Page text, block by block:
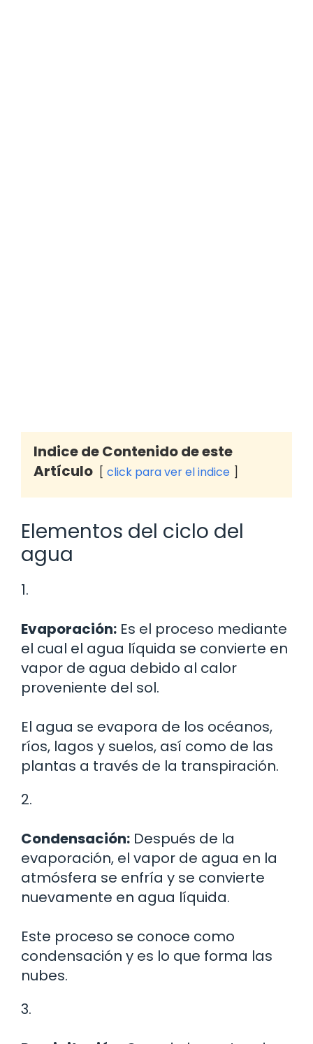
Indice de Contenido de este
Artículo
click para ver el indice
Elementos del ciclo del
agua
1.
Evaporación: Es el proceso mediante
el cual el agua líquida se convierte en
vapor de agua debido al calor
proveniente del sol.
El agua se evapora de los océanos,
ríos, lagos y suelos, así como de las
plantas a través de la transpiración.
2.
Condensación: Después de la
evaporación, el vapor de agua en la
atmósfera se enfría y se convierte
nuevamente en agua líquida.
Este proceso se conoce como
condensación y es lo que forma las
nubes.
3.